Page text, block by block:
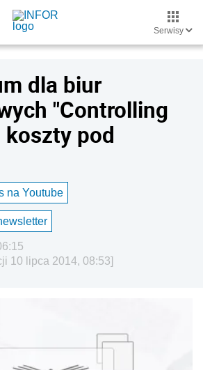
Serwisy
dla biur
"Controlling
koszty pod
na Youtube
10 lipca 2014, 08:53]